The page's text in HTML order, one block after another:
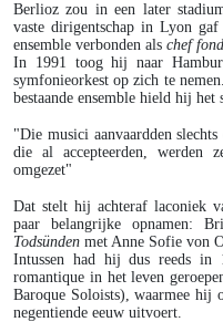
Berlioz zou in een later
vaste dirigentschap in Lyon
ensemble verbonden als chef
In 1991 toog hij naar
symfonieorkest op zich te
bestaande ensemble hield hij het
"Die musici aanvaardden
die al accepteerden, werden
omgezet"
Dat stelt hij achteraf laconiek
paar belangrijke opnamen:
Todsünden met Anne Sofie von
Intussen had hij dus reeds in
romantique in het leven
Baroque Soloists), waarmee
negentiende eeuw uitvoert.